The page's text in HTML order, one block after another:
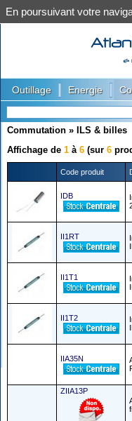
Outillage Energie
Commutation »
ILS & billes
Affichage de 1 à 6 (sur 6
Code produit
IDB
II1RT
II1T1
II1T2
IIA35N
ZIIA13P
En poursuivant votre